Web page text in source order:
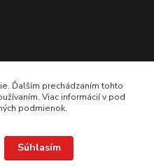
Ďalším prechádzaním tohto
Viac informácií v pod
podmienok.
Súhlasím